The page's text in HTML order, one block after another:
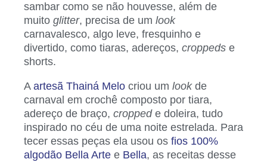
sambar como se não houvesse, além de
muito glitter, precisa de um look
carnavalesco, algo leve, fresquinho e
divertido, como tiaras, adereços, croppeds e
shorts.
A artesã Thainá Melo criou um look de
carnaval em crochê composto por tiara,
adereço de braço, cropped e doleira, tudo
inspirado no céu de uma noite estrelada. Para
tecer essas peças ela usou os fios 100%
algodão Bella Arte e Bella, as receitas desse